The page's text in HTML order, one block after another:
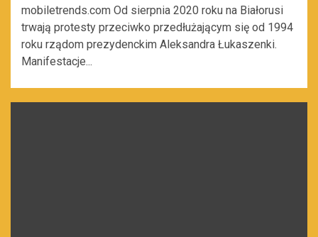
mobiletrends.com Od sierpnia 2020 roku na Białorusi
trwają protesty przeciwko przedłużającym się od 1994
roku rządom prezydenckim Aleksandra Łukaszenki.
Manifestacje...